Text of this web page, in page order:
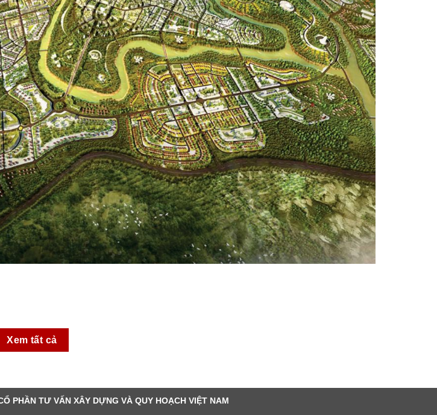
Xem tất cả
PHẦN TƯ VẤN XÂY DỰNG VÀ QUY HOẠCH VIỆT NAM